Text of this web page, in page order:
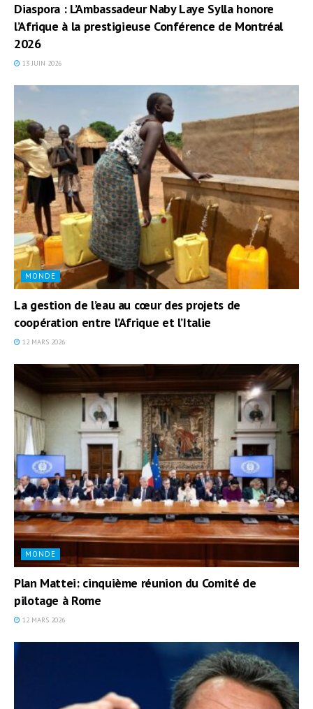
Diaspora : L’Ambassadeur Naby Laye Sylla honore
l’Afrique à la prestigieuse Conférence de Montréal
2026
13 JUIN 2026
MONDE
La gestion de l’eau au cœur des projets de
coopération entre l’Afrique et l’Italie
12 MARS 2026
MONDE
Plan Mattei: cinquième réunion du Comité de
pilotage à Rome
12 MARS 2026